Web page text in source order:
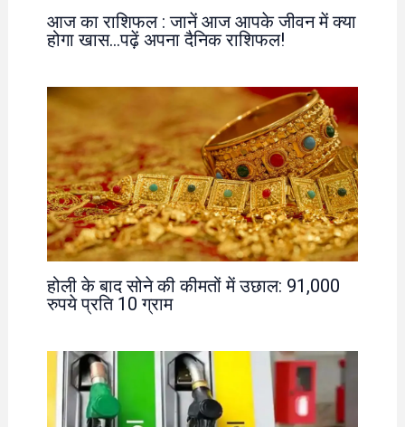
आज का राशिफल : जानें आज आपके जीवन में क्या
होगा खास…पढ़ें अपना दैनिक राशिफल!
होली के बाद सोने की कीमतों में उछाल: 91,000
रुपये प्रति 10 ग्राम